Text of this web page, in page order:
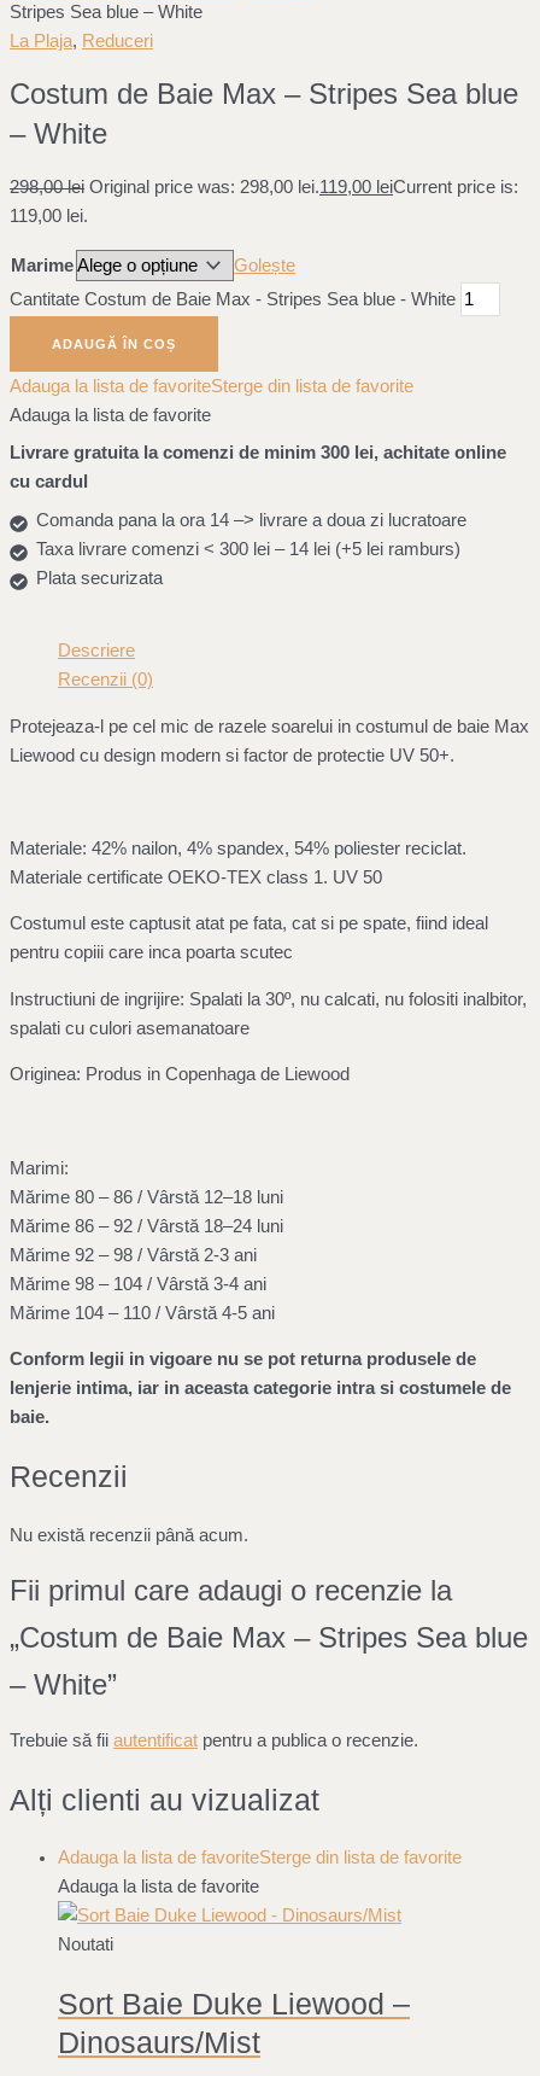
Stripes Sea blue – White
La Plaja, Reduceri
Costum de Baie Max – Stripes Sea blue
– White
298,00lei Original price was: 298,00 lei.119,00 leiCurrent price is:
119,00 lei.
Marime
Golește
Cantitate Costum de Baie Max - Stripes Sea blue - White
ADAUGĂ ÎN COȘ
Adauga la lista de favoriteSterge din lista de favorite
Adauga la lista de favorite
Livrare gratuita la comenzi de minim 300 lei, achitate online
cu cardul
Comanda pana la ora 14 –> livrare a doua zi lucratoare
Taxa livrare comenzi < 300 lei – 14 lei (+5 lei ramburs)
Plata securizata
Descriere
Recenzii (0)
Protejeaza-l pe cel mic de razele soarelui in costumul de baie Max
Liewood cu design modern si factor de protectie UV 50+.
Materiale: 42% nailon, 4% spandex, 54% poliester reciclat.
Materiale certificate OEKO-TEX class 1. UV 50
Costumul este captusit atat pe fata, cat si pe spate, fiind ideal
pentru copiii care inca poarta scutec
Instructiuni de ingrijire: Spalati la 30º, nu calcati, nu folositi inalbitor,
spalati cu culori asemanatoare
Originea: Produs in Copenhaga de Liewood
Marimi:
Mărime 80 – 86 / Vârstă 12–18 luni
Mărime 86 – 92 / Vârstă 18–24 luni
Mărime 92 – 98 / Vârstă 2-3 ani
Mărime 98 – 104 / Vârstă 3-4 ani
Mărime 104 – 110 / Vârstă 4-5 ani
Conform legii in vigoare nu se pot returna produsele de
lenjerie intima, iar in aceasta categorie intra si costumele de
baie.
Recenzii
Nu există recenzii până acum.
Fii primul care adaugi o recenzie la
„Costum de Baie Max – Stripes Sea blue
– White”
Trebuie să fii autentificat pentru a publica o recenzie.
Alți clienti au vizualizat
Adauga la lista de favoriteSterge din lista de favorite
Adauga la lista de favorite
Noutati
Sort Baie Duke Liewood –
Dinosaurs/Mist